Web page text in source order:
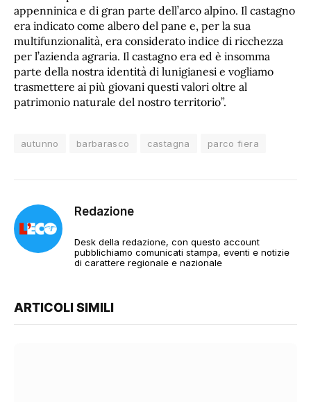
appenninica e di gran parte dell’arco alpino. Il castagno
era indicato come albero del pane e, per la sua
multifunzionalità, era considerato indice di ricchezza
per l’azienda agraria. Il castagno era ed è insomma
parte della nostra identità di lunigianesi e vogliamo
trasmettere ai più giovani questi valori oltre al
patrimonio naturale del nostro territorio”.
autunno barbarasco castagna parco fiera
Redazione
Desk della redazione, con questo account
pubblichiamo comunicati stampa, eventi e notizie
di carattere regionale e nazionale
ARTICOLI SIMILI